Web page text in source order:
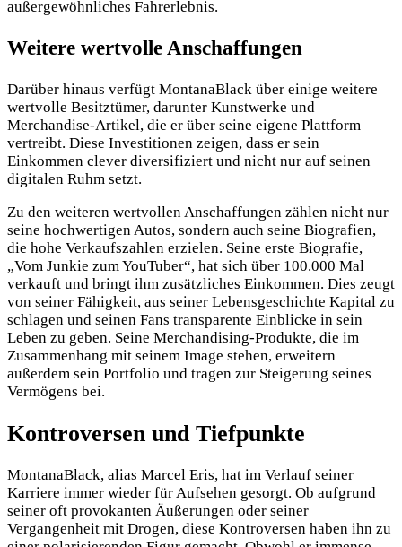
außergewöhnliches Fahrerlebnis.
Weitere wertvolle Anschaffungen
Darüber hinaus verfügt MontanaBlack über einige weitere
wertvolle Besitztümer, darunter Kunstwerke und
Merchandise-Artikel, die er über seine eigene Plattform
vertreibt. Diese Investitionen zeigen, dass er sein
Einkommen clever diversifiziert und nicht nur auf seinen
digitalen Ruhm setzt.
Zu den weiteren wertvollen Anschaffungen zählen nicht nur
seine hochwertigen Autos, sondern auch seine Biografien,
die hohe Verkaufszahlen erzielen. Seine erste Biografie,
„Vom Junkie zum YouTuber“, hat sich über 100.000 Mal
verkauft und bringt ihm zusätzliches Einkommen. Dies zeugt
von seiner Fähigkeit, aus seiner Lebensgeschichte Kapital zu
schlagen und seinen Fans transparente Einblicke in sein
Leben zu geben. Seine Merchandising-Produkte, die im
Zusammenhang mit seinem Image stehen, erweitern
außerdem sein Portfolio und tragen zur Steigerung seines
Vermögens bei.
Kontroversen und Tiefpunkte
MontanaBlack, alias Marcel Eris, hat im Verlauf seiner
Karriere immer wieder für Aufsehen gesorgt. Ob aufgrund
seiner oft provokanten Äußerungen oder seiner
Vergangenheit mit Drogen, diese Kontroversen haben ihn zu